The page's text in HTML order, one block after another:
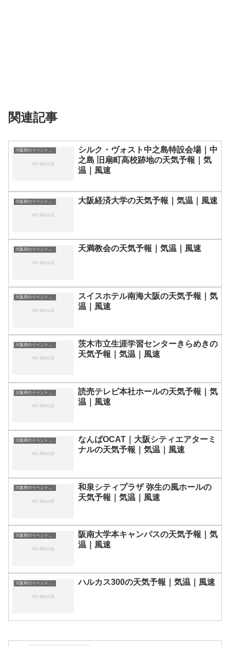
関連記事
大阪府のイベント会場一覧
シルク・ヴォスト中之島特設会場｜中
之島 旧扇町高校跡地の天気予報｜気
温｜風速
大阪府のイベント会場一覧 大阪経済大学の天気予報｜気温｜風速
大阪府のイベント会場一覧 天満教会の天気予報｜気温｜風速
大阪府のイベント会場一覧
スイスホテル南海大阪の天気予報｜気
温｜風速
大阪府のイベント会場一覧
茨木市立生涯学習センターきらめきの
天気予報｜気温｜風速
読売テレビ本社ホールの天気予報｜気
温｜風速
なんばOCAT｜大阪シティエアターミ
ナルの天気予報｜気温｜風速
大阪府のイベント会場一覧
和泉シティプラザ 弥生の風ホールの
天気予報｜気温｜風速
大阪府のイベント会場一覧
阪南大学本キャンパスの天気予報｜気
温｜風速
大阪府のイベント会場一覧 ハルカス300の天気予報｜気温｜風速